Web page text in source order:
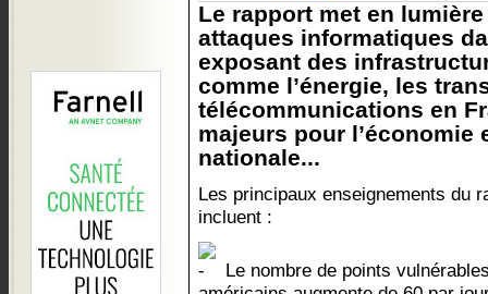
Le rapport met en
attaques informatiques
exposant des
comme l’énergie, les
télécommunications en
majeurs pour l’économie
nationale...
Les principaux enseignements du
incluent :
Le nombre de points